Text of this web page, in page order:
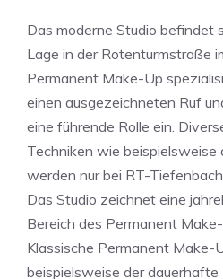
Das moderne Studio befindet
Lage in der Rotenturmstraße
Permanent Make-Up
einen ausgezeichneten Ruf
eine führende Rolle ein.
Techniken wie beispielsweise
werden nur bei RT-
Das Studio zeichnet eine
Bereich des Permanent
Klassische Permanent Make-
beispielsweise der dauerhafte